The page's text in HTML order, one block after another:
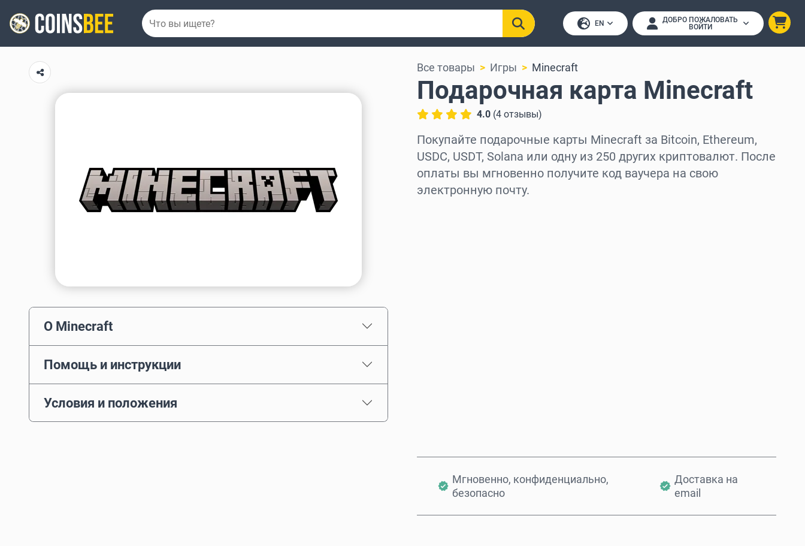
EN
ДОБРО ПОЖАЛОВАТЬ
ВОЙТИ
О Minecraft
Помощь и инструкции
Условия и положения
Все товары Игры Minecraft
Подарочная карта Minecraft
4.0 (4 отзывы)
Покупайте подарочные карты Minecraft за Bitcoin, Ethereum,
USDC, USDT, Solana или одну из 250 других криптовалют. После
оплаты вы мгновенно получите код ваучера на свою
электронную почту.
Мгновенно, конфиденциально,
безопасно
Доставка на
email